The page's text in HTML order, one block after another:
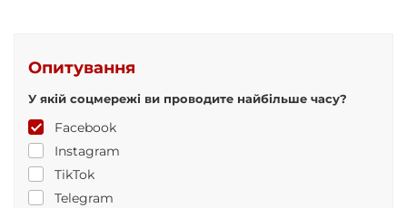
Опитування
У якій соцмережі ви проводите найбільше часу?
Facebook
Instagram
TikTok
Telegram